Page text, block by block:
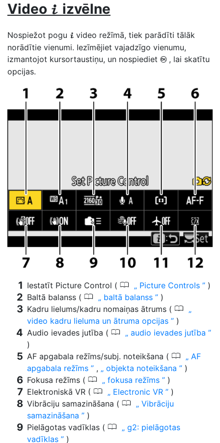
Video i izvēlne
Nospiežot pogu i video režīmā, tiek parādīti tālāk
norādītie vienumi. Iezīmējiet vajadzīgo vienumu,
izmantojot kursortaustiņu, un nospiediet J , lai skatītu
opcijas.
Iestatīt Picture Control ( 0 Picture Controls
)
Baltā balanss ( 0 baltā balanss
)
Kadru lielums/kadru nomaiņas ātrums ( 0
video kadru lieluma un ātruma opcijas
)
Audio ievades jutība ( 0
audio ievades jutība
)
AF apgabala režīms/subj. noteikšana ( 0
AF
apgabala režīms
, objekta noteikšana
)
Fokusa režīms ( 0 fokusa režīms
)
Elektroniskā VR ( 0 Electronic VR
)
Vibrāciju samazināšana ( 0
Vibrāciju
samazināšana
)
Pielāgotas vadīklas ( 0
g2: pielāgotas
vadīklas
)